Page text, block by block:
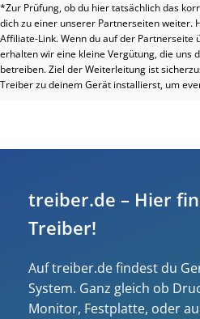
*Zur Prüfung, ob du hier tatsächlich das
dich zu einer unserer Partnerseiten weiter.
Affiliate-Link. Wenn du auf der Partnerseite
erhalten wir eine kleine Vergütung, die uns
betreiben. Ziel der Weiterleitung ist
Treiber zu deinem Gerät installierst, um
treiber.de – Hier
Treiber!
Auf treiber.de findest du
System. Ganz gleich ob
Monitor, Festplatte, oder